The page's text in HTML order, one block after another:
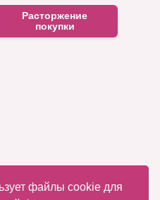
файлы cookie для
Расторжение
покупки